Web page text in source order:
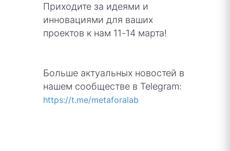
Приходите за идеями и
инновациями для ваших
проектов к нам 11-14 марта!
Больше актуальных новостей в
нашем сообществе в Telegram:
https://t.me/metaforalab